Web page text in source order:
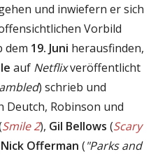
und inwiefern er sich
Vorbild
dem 19. Juni herausfinden,
auf Netflixveröffentlicht
) schrieb und
Deutch, Robinson und
Smile 2), Gil Bellows (Scary
Nick Offerman ("Parks and